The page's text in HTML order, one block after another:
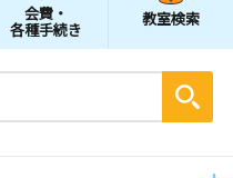
会費・
各種手続き
教室検索